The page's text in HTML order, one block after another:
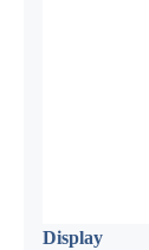
Display